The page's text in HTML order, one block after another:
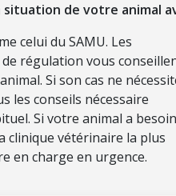
de votre animal
celui du SAMU. Les
régulation vous
Si son cas ne
les conseils nécessaire
Si votre animal a besoin
clinique vétérinaire la plus
en charge en urgence.